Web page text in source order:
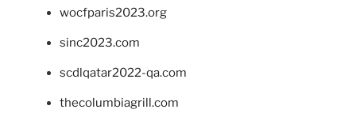
wocfparis2023.org
sinc2023.com
scdlqatar2022-qa.com
thecolumbiagrill.com